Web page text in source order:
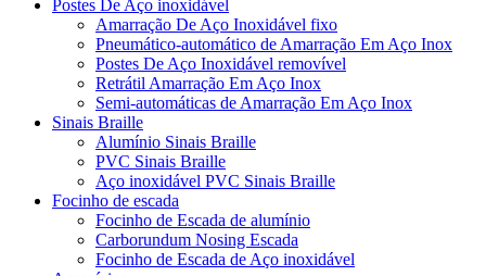
Postes De Aço inoxidável
Amarração De Aço Inoxidável fixo
Pneumático-automático de Amarração Em Aço Inox
Postes De Aço Inoxidável removível
Retrátil Amarração Em Aço Inox
Semi-automáticas de Amarração Em Aço Inox
Sinais Braille
Alumínio Sinais Braille
PVC Sinais Braille
Aço inoxidável PVC Sinais Braille
Focinho de escada
Focinho de Escada de alumínio
Carborundum Nosing Escada
Focinho de Escada de Aço inoxidável